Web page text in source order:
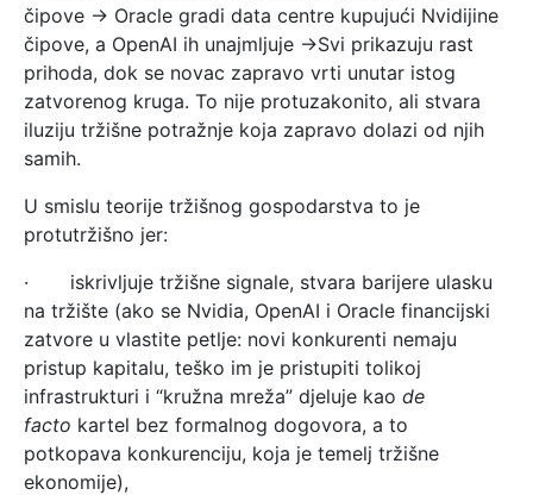
čipove → Oracle gradi data centre kupujući Nvidijine
čipove, a OpenAI ih unajmljuje →Svi prikazuju rast
prihoda, dok se novac zapravo vrti unutar istog
zatvorenog kruga. To nije protuzakonito, ali stvara
iluziju tržišne potražnje koja zapravo dolazi od njih
samih.
U smislu teorije tržišnog gospodarstva to je
protutržišno jer:
· iskrivljuje tržišne signale, stvara barijere ulasku
na tržište (ako se Nvidia, OpenAI i Oracle financijski
zatvore u vlastite petlje: novi konkurenti nemaju
pristup kapitalu, teško im je pristupiti tolikoj
infrastrukturi i “kružna mreža” djeluje kao de
facto kartel bez formalnog dogovora, a to
potkopava konkurenciju, koja je temelj tržišne
ekonomije),